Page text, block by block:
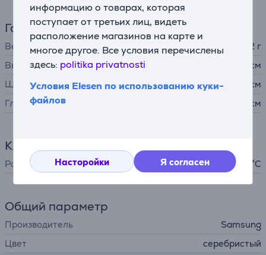
информацию о товарах, которая
поступает от третьих лиц, видеть
расположение магазинов на карте и
многое другое. Все условия перечислены
здесь: politika privatnosti
Условия Elesen по использованию куки-
файлов
Насторойки Я согласен
Габариты
Вес
72 г
Высота
5,7 см
Ширина
8,5 см
Глубина
0,8 см
Климатическая техника
Рабочая температура 0 - 60 °C
Общий параметр
Производитель
Samsung
Цвет
серебристый